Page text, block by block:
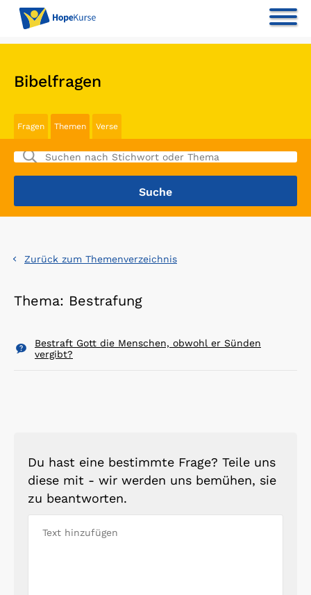
Bibelfragen
Fragen Themen Verse
Zurück zum Themenverzeichnis
Thema: Bestrafung
Bestraft Gott die Menschen, obwohl er Sünden
vergibt?
Du hast eine bestimmte Frage? Teile uns
diese mit - wir werden uns bemühen, sie
zu beantworten.